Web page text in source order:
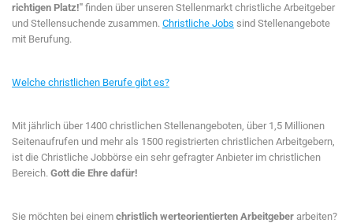
richtigen Platz!" finden über unseren Stellenmarkt christliche Arbeitgeber
und Stellensuchende zusammen. Christliche Jobs sind Stellenangebote
mit Berufung.
Welche christlichen Berufe gibt es?
Mit jährlich über 1400 christlichen Stellenangeboten, über 1,5 Millionen
Seitenaufrufen und mehr als 1500 registrierten christlichen Arbeitgebern,
ist die Christliche Jobbörse ein sehr gefragter Anbieter im christlichen
Bereich. Gott die Ehre dafür!
Sie möchten bei einem christlich werteorientierten Arbeitgeber arbeiten?